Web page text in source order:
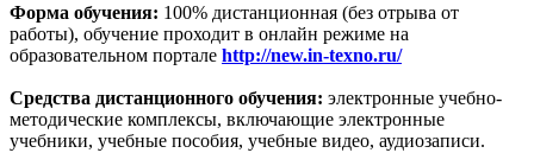
Форма обучения: 100% дистанционная (без отрыва от
работы), обучение проходит в онлайн режиме на
образовательном портале http://new.in-texno.ru/
Средства дистанционного обучения: электронные учебно-
методические комплексы, включающие электронные
учебники, учебные пособия, учебные видео, аудиозаписи.